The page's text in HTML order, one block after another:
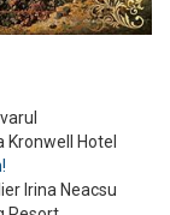
Kronwell Hotel
Irina Neacsu